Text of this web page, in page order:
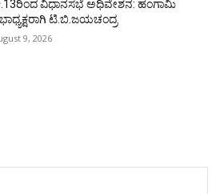
ವಿಧಾನಸಭೆ ಅಧಿವೇಶನ: ಹಂಗಾಮಿ
ಟಿ.ಬಿ.ಜಯಚಂದ್ರ
9, 2026